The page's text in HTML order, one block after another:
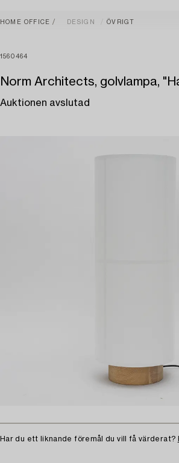
HOME OFFICE DESIGN ÖVRIGT
1560464
Norm Architects, golvlampa,
Auktionen avslutad
Har du ett liknande föremål du vill få värderat?